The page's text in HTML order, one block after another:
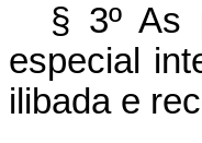
§ 3º As
especial
ilibada e